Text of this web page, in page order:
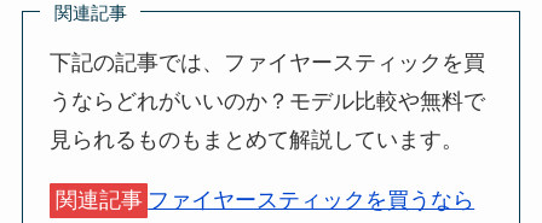
関連記事
下記の記事では、ファイヤースティックを買
うならどれがいいのか？モデル比較や無料で
見られるものもまとめて解説しています。
関連記事 ファイヤースティックを買うなら